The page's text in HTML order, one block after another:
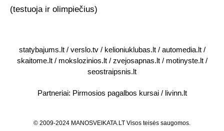
(testuoja ir olimpiečius)
statybajums.lt/ verslo.tv/ kelioniuklubas.lt/ automedia.lt/
skaitome.lt/ mokslozinios.lt/ zvejosapnas.lt/ motinyste.lt/
seostraipsnis.lt
Partneriai: Pirmosios pagalbos kursai/ livinn.lt
© 2009-2024 MANOSVEIKATA.LT Visos teisės saugomos.